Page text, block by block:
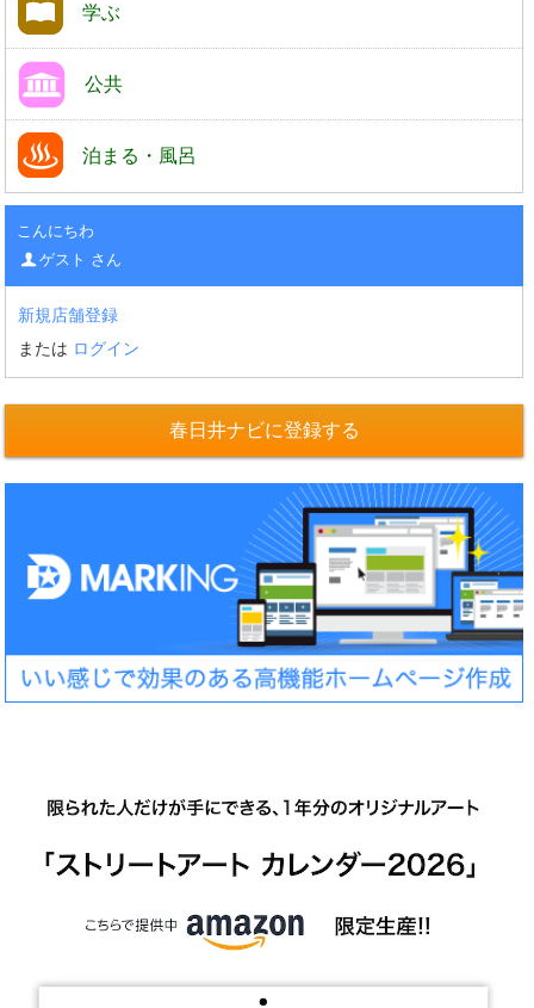
学ぶ
公共
泊まる・風呂
こんにちわ
ゲスト さん
新規店舗登録
または ログイン
春日井ナビに登録する